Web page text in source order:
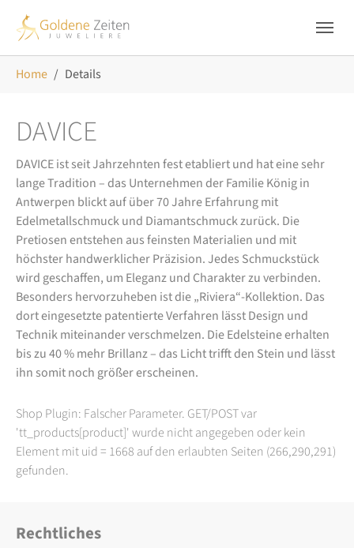
Home Details
DAVICE
DAVICE ist seit Jahrzehnten fest etabliert und hat eine sehr
lange Tradition – das Unternehmen der Familie König in
Antwerpen blickt auf über 70 Jahre Erfahrung mit
Edelmetallschmuck und Diamantschmuck zurück. Die
Pretiosen entstehen aus feinsten Materialien und mit
höchster handwerklicher Präzision. Jedes Schmuckstück
wird geschaffen, um Eleganz und Charakter zu verbinden.
Besonders hervorzuheben ist die „Riviera“-Kollektion. Das
dort eingesetzte patentierte Verfahren lässt Design und
Technik miteinander verschmelzen. Die Edelsteine erhalten
bis zu 40 % mehr Brillanz – das Licht trifft den Stein und lässt
ihn somit noch größer erscheinen.
Shop Plugin: Falscher Parameter. GET/POST var
'tt_products[product]' wurde nicht angegeben oder kein
Element mit uid = 1668 auf den erlaubten Seiten (266,290,291)
gefunden.
Rechtliches